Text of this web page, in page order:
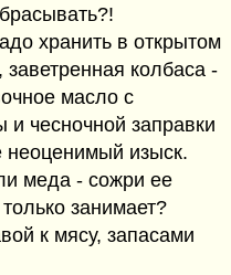
хранить в открытом
колбаса -
масло с
чесночной заправки
изыск.
меда - сожри ее
занимает?
к мясу, запасами